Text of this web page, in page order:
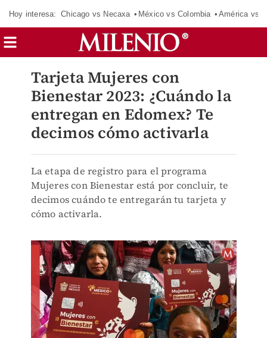
Hoy interesa: Chicago vs Necaxa México vs Colombia América vs
Tarjeta Mujeres con
Bienestar 2023: ¿Cuándo la
entregan en Edomex? Te
decimos cómo activarla
La etapa de registro para el programa
Mujeres con Bienestar está por concluir, te
decimos cuándo te entregarán tu tarjeta y
cómo activarla.